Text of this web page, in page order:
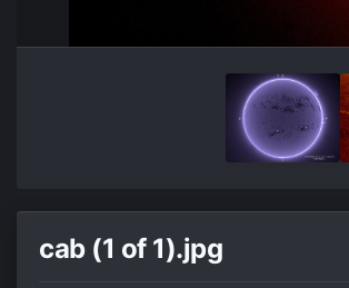
cab (1 of 1).jpg